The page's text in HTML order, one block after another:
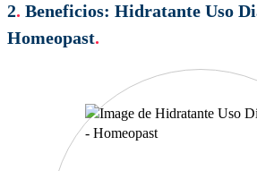
2. Beneficios: Hidratante Uso
Homeopast.